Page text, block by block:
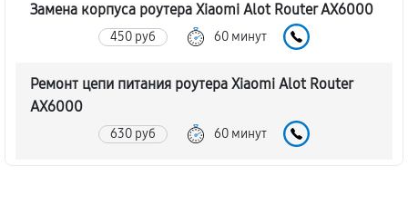
Замена корпуса роутера Xiaomi Alot Router AX6000
450 руб 60 минут
Ремонт цепи питания роутера Xiaomi Alot Router
AX6000
630 руб 60 минут